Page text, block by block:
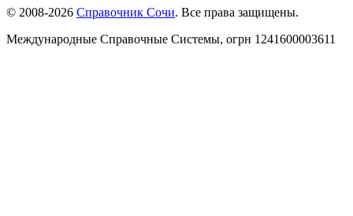
© 2008-2026 Справочник Сочи. Все права защищены.
Международные Справочные Системы, огрн 1241600003611